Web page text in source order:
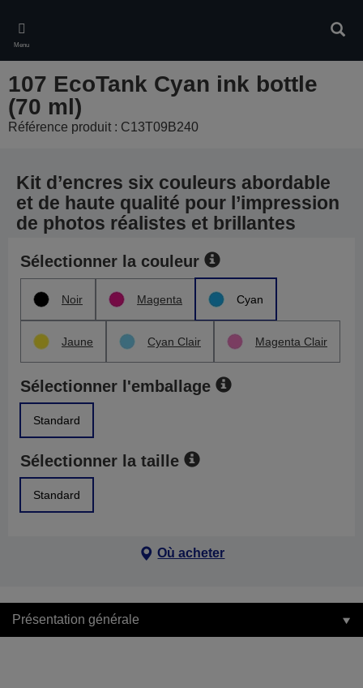
main
content
Menu
107 EcoTank Cyan ink bottle
(70 ml)
Référence produit : C13T09B240
Kit d’encres six couleurs abordable
et de haute qualité pour l’impression
de photos réalistes et brillantes
Sélectionner la couleur
Noir Magenta Cyan
Jaune Cyan Clair Magenta Clair
Sélectionner l'emballage
Standard
Sélectionner la taille
Standard
Où acheter
Présentation générale